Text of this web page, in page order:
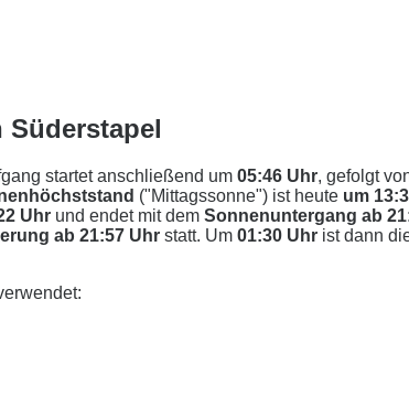
startet anschließend um 05:46 Uhr, gefolgt
("Mittagssonne") ist heute um
Uhr und endet mit dem Sonnenuntergang ab
ab 21:57 Uhr statt. Um 01:30 Uhr ist dann